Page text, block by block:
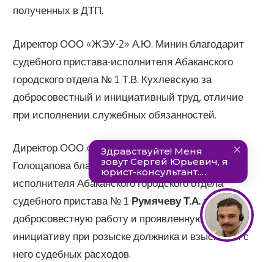
полученных в ДТП.
Директор ООО «ЖЭУ-2» А.Ю. Минин благодарит
судебного пристава-исполнителя Абаканского
городского отдела № 1 Т.В. Кухлевскую за
добросовестный и инициативный труд, отличие
при исполнении служебных обязанностей.
Директор ООО «Центр оценки и аудита» Т.В.
Голощапова благодарит судебного пристава-
исполнителя Абаканского городского отдела
судебного пристава № 1 Румячеву Т.А.за
добросовестную работу и проявленную
инициативу при розыске должника и взыскании с
него судебных расходов.